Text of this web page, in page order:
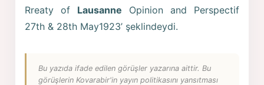
Rreaty of Lausanne Opinion and Perspectif
27th & 28th May1923’ şeklindeydi.
Bu yazıda ifade edilen görüşler yazarına aittir. Bu
görüşlerin Kovarabir'in yayın politikasını yansıtması